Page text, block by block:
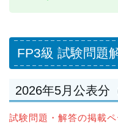
FP3級 試験問題
2026年5月公表分
試験問題・解答の掲載ペ